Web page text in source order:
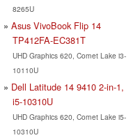
8265U
Asus VivoBook Flip 14
TP412FA-EC381T
UHD Graphics 620, Comet Lake i3-
10110U
Dell Latitude 14 9410 2-in-1,
i5-10310U
UHD Graphics 620, Comet Lake i5-
10310U